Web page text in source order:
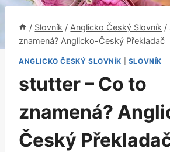
/ Slovník / Anglicko Český Slovník /
znamená? Anglicko-Český Překladač
ANGLICKO ČESKÝ SLOVNÍK SLOVNÍK
stutter – Co to
znamená?
Český